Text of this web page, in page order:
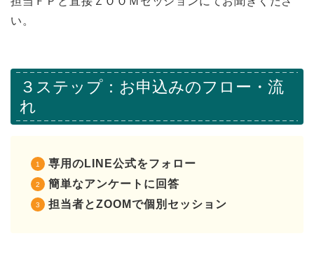
い。
３ステップ：お申込みのフロー・流
れ
専用のLINE公式をフォロー
簡単なアンケートに回答
担当者とZOOMで個別セッション